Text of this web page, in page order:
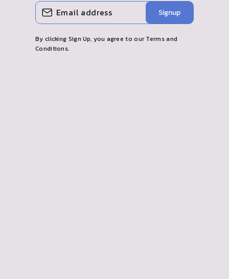
Geben
Sie
Ihre
E
Abonnieren Signup
By clicking Sign Up, you agree to our Terms and
Conditions.